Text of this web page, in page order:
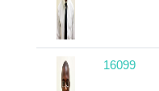
16099